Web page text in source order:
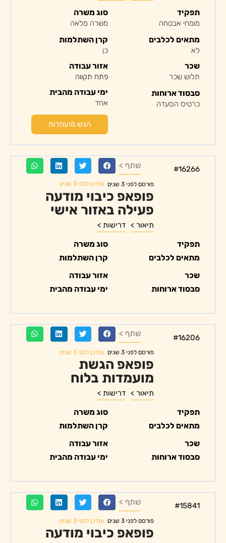
תפקיד
מומחי אבטחה
מתאים לכלבים
לא
סוג משרה
משרה מלאה
קרן השתלמות
כן
שכר
תלוש שכר
סבסוד ארוחות
כרטיס הסעדה
אזור עבודה
פתח תקווה
ימי עבודה מהבית
אחד
הגש מועמדות
#16266 שתף >
פורסם לפני 3 שנים עודכן לפני 3 שנים
פופאפ כיבוי מודעה
פעילה באזור אישי
תיאור > דרישות >
תפקיד
מתאים לכלבים
סוג משרה
קרן השתלמות
שכר
סבסוד ארוחות
אזור עבודה
ימי עבודה מהבית
#16206 שתף >
פורסם לפני 3 שנים עודכן לפני 3 שנים
פופאפ הגשת
מועמדות בלוח
תיאור > דרישות >
תפקיד
מתאים לכלבים
סוג משרה
קרן השתלמות
שכר
סבסוד ארוחות
אזור עבודה
ימי עבודה מהבית
#15841 שתף >
פורסם לפני 3 שנים עודכן לפני 3 שנים
פופאפ כיבוי מודעה